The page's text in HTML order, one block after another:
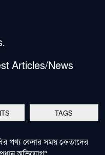
Articles/News
TAGS
পণ্য কেনার সময় ক্রেতাদের